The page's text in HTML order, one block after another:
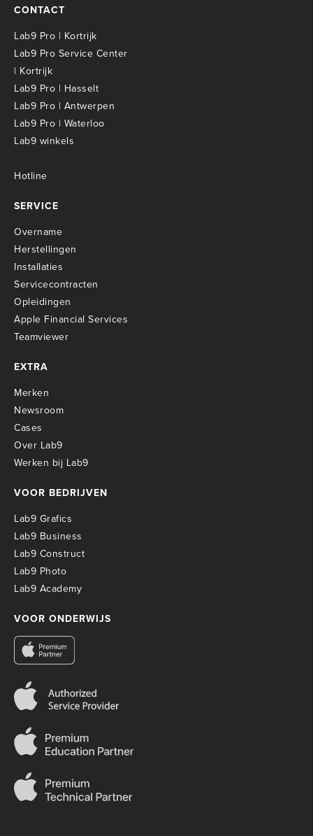
CONTACT
Lab9 Pro | Kortrijk
Lab9 Pro Service Center
| Kortrijk
Lab9 Pro | Hasselt
Lab9 Pro | Antwerpen
Lab9 Pro | Waterloo
Lab9 winkels
Hotline
SERVICE
Overname
Herstellingen
Installaties
Servicecontracten
Opleidingen
Apple Financial Services
Teamviewer
EXTRA
Merken
Newsroom
Cases
Over Lab9
Werken bij Lab9
VOOR BEDRIJVEN
Lab9 Grafics
Lab9 Business
Lab9 Construct
Lab9 Photo
Lab9 Academy
VOOR ONDERWIJS